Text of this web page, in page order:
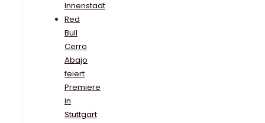
Innenstadt
Red
Bull
Cerro
Abajo
feiert
Premiere
in
Stuttgart